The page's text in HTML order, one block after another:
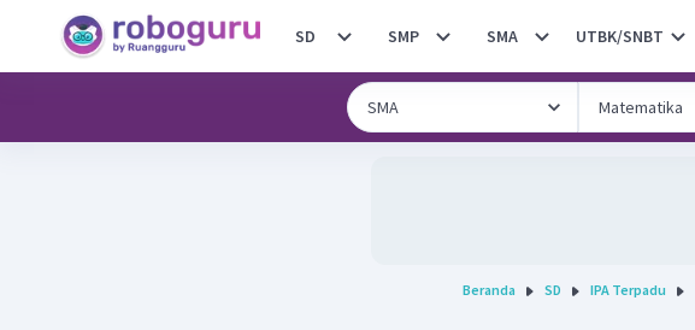
SD SMP SMA UTBK/SNBT
Beranda SD IPA Terpadu